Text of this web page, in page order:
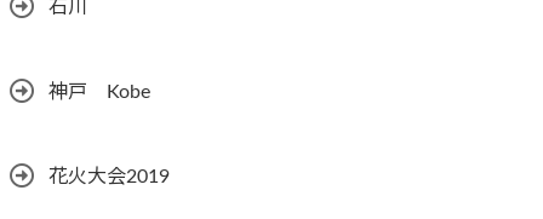
石川
神戸 Kobe
花火大会2019